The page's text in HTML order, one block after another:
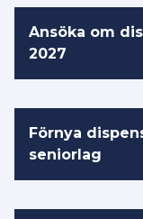
Ansöka om
2027
Förnya
seniorlag